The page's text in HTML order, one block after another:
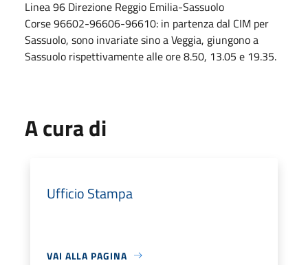
Linea 96 Direzione Reggio Emilia-Sassuolo
Corse 96602-96606-96610: in partenza dal CIM per
Sassuolo, sono invariate sino a Veggia, giungono a
Sassuolo rispettivamente alle ore 8.50, 13.05 e 19.35.
A cura di
Ufficio Stampa
VAI ALLA PAGINA